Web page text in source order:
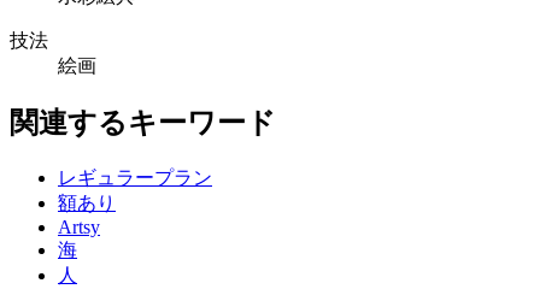
技法
絵画
関連するキーワード
レギュラープラン
額あり
Artsy
海
人